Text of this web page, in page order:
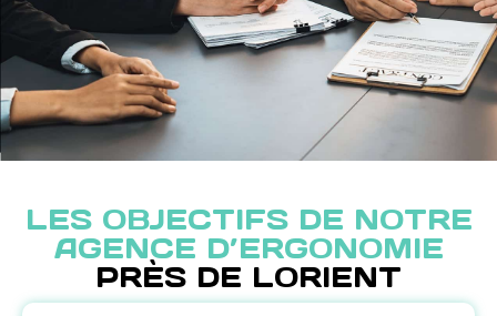
LES OBJECTIFS DE NOTRE
AGENCE D’ERGONOMIE
PRÈS DE LORIENT